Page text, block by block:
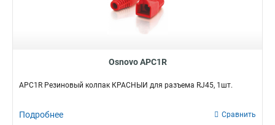
Osnovo APC1R
APC1R Резиновый колпак КРАСНЫЙ для разъема RJ45, 1шт.
Подробнее Сравнить